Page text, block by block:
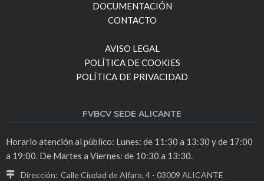
DOCUMENTACIÓN
CONTACTO
AVISO LEGAL
POLÍTICA DE COOKIES
POLÍTICA DE PRIVACIDAD
FVBCV SEDE ALICANTE
Horario atención al público: Lunes: de 11:30 a 13:30 y de 17:00
a 19:00. De Martes a Viernes: de 10:30 a 13:30.
Dirección: Calle Ciudad de Alfaro, 4 - 03009 ALICANTE